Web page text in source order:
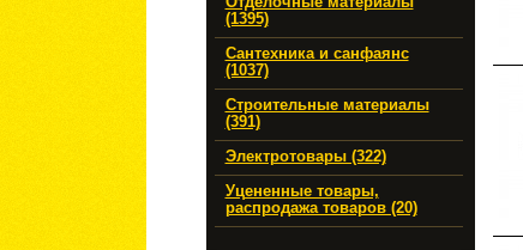
(1395)
Сантехника и санфаянс
(1037)
Строительные материалы
(391)
Электротовары (322)
Уцененные товары,
распродажа товаров (20)